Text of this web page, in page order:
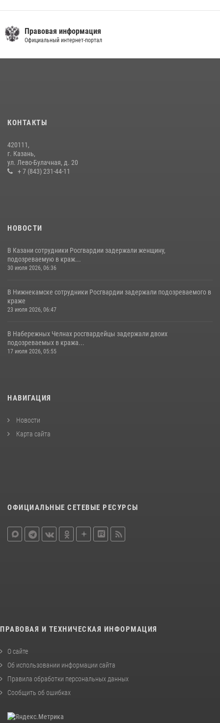
10 июля 2026, 12:50
28 июля 2026, 09:38
крестного хода и освящения храма
22 июля 2026, 07:41 6
Правовая информация
Официальный интернет-портал
КОНТАКТЫ
420111,
г. Казань,
ул. Лево-Булачная, д. 20
+ 7 (843) 231-44-11
НОВОСТИ
В Казани сотрудники Росгвардии задержали женщину,
подозреваемую в краж...
30 июля 2026, 06:36
В Нижнекамске сотрудники Росгвардии задержали подозреваемого в
краже
23 июля 2026, 06:47
В Набережных Челнах росгвардейцы задержали двоих
подозреваемых в кража...
17 июля 2026, 05:55
НАВИГАЦИЯ
Новости
Карта сайта
ОФИЦИАЛЬНЫЕ СЕТЕВЫЕ РЕСУРСЫ
ПРАВОВАЯ И ТЕХНИЧЕСКАЯ ИНФОРМАЦИЯ
О сайте
Об использовании информации сайта
Правила обработки персональных данных
Сообщить об ошибках